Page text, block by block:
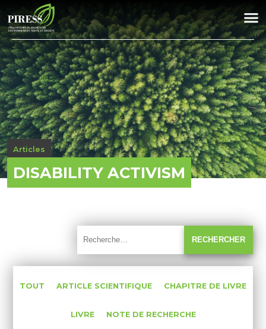
Articles
DISABILITY ACTIVISM
TOUT ARTICLE SCIENTIFIQUE CHAPITRE DE LIVRE
LIVRE NOTE DE RECHERCHE